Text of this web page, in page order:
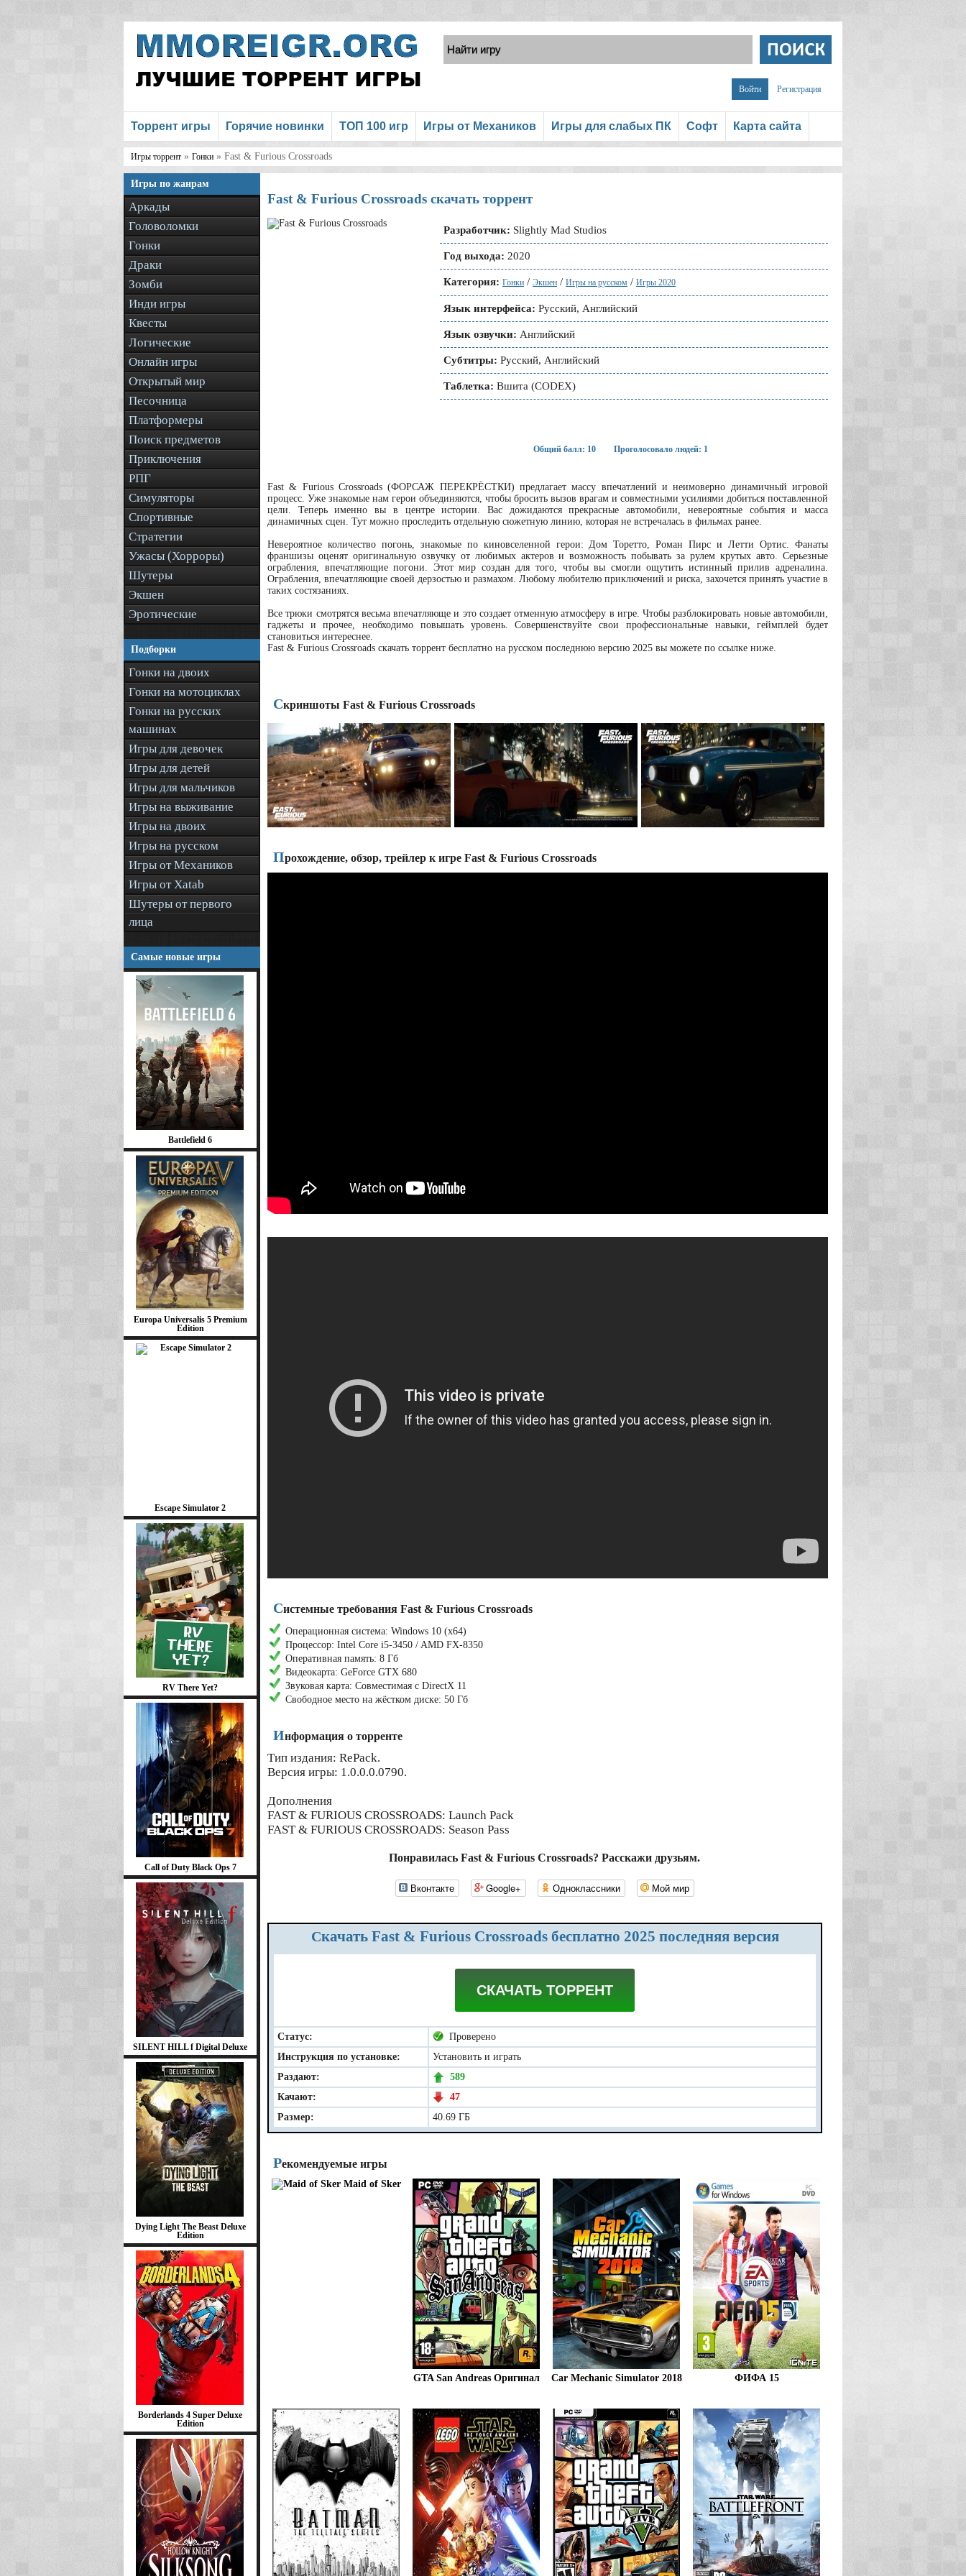
Войти Регистрация
Торрент игры Горячие новинки ТОП 100 игр Игры от Механиков Игры для слабых ПК Софт Карта сайта
Игры торрент » Гонки » Fast & Furious Crossroads
Игры по жанрам
Аркады
Головоломки
Гонки
Драки
Зомби
Инди игры
Квесты
Логические
Онлайн игры
Открытый мир
Песочница
Платформеры
Поиск предметов
Приключения
РПГ
Симуляторы
Спортивные
Стратегии
Ужасы (Хорроры)
Шутеры
Экшен
Эротические
Подборки
Гонки на двоих
Гонки на мотоциклах
Гонки на русских
машинах
Игры для девочек
Игры для детей
Игры для мальчиков
Игры на выживание
Игры на двоих
Игры на русском
Игры от Механиков
Игры от Xatab
Шутеры от первого
лица
Самые новые игры
Battlefield 6
Europa Universalis 5 Premium
Edition
Escape Simulator 2
RV There Yet?
Call of Duty Black Ops 7
SILENT HILL f Digital Deluxe
Dying Light The Beast Deluxe
Edition
Borderlands 4 Super Deluxe
Edition
Fast & Furious Crossroads скачать торрент
Разработчик: Slightly Mad Studios
Год выхода: 2020
Категория: Гонки / Экшен / Игры на русском / Игры 2020
Язык интерфейса: Русский, Английский
Язык озвучки: Английский
Субтитры: Русский, Английский
Таблетка: Вшита (CODEX)
Общий балл: 10 Проголосовало людей: 1
Fast & Furious Crossroads (ФОРСАЖ ПЕРЕКРЁСТКИ) предлагает массу впечатлений и неимоверно динамичный игровой
процесс. Уже знакомые нам герои объединяются, чтобы бросить вызов врагам и совместными усилиями добиться поставленной
цели. Теперь именно вы в центре истории. Вас дожидаются прекрасные автомобили, невероятные события и масса
динамичных сцен. Тут можно проследить отдельную сюжетную линию, которая не встречалась в фильмах ранее.
Невероятное количество погонь, знакомые по киновселенной герои: Дом Торетто, Роман Пирс и Летти Ортис. Фанаты
франшизы оценят оригинальную озвучку от любимых актеров и возможность побывать за рулем крутых авто. Серьезные
ограбления, впечатляющие погони. Этот мир создан для того, чтобы вы смогли ощутить истинный прилив адреналина.
Ограбления, впечатляющие своей дерзостью и размахом. Любому любителю приключений и риска, захочется принять участие в
таких состязаниях.
Все трюки смотрятся весьма впечатляюще и это создает отменную атмосферу в игре. Чтобы разблокировать новые автомобили,
гаджеты и прочее, необходимо повышать уровень. Совершенствуйте свои профессиональные навыки, геймплей будет
становиться интереснее.
Fast & Furious Crossroads скачать торрент бесплатно на русском последнюю версию 2025 вы можете по ссылке ниже.
Скриншоты Fast & Furious Crossroads
Прохождение, обзор, трейлер к игре Fast & Furious Crossroads
Системные требования Fast & Furious Crossroads
Операционная система: Windows 10 (x64)
Процессор: Intel Core i5-3450 / AMD FX-8350
Оперативная память: 8 Гб
Видеокарта: GeForce GTX 680
Звуковая карта: Совместимая с DirectX 11
Свободное место на жёстком диске: 50 Гб
Информация о торренте
Тип издания: RePack.
Версия игры: 1.0.0.0.0790.
Дополнения
FAST & FURIOUS CROSSROADS: Launch Pack
FAST & FURIOUS CROSSROADS: Season Pass
Понравилась Fast & Furious Crossroads? Расскажи друзьям.
Вконтакте Google+ Одноклассники Мой мир
Скачать Fast & Furious Crossroads бесплатно 2025 последняя версия
СКАЧАТЬ ТОРРЕНТ
Статус:
Проверено
Инструкция по установке:
Установить и играть
Раздают:
589
Качают:
47
Размер:
40.69 ГБ
Рекомендуемые игры
Maid of Sker
GTA San Andreas Оригинал Car Mechanic Simulator 2018 ФИФА 15